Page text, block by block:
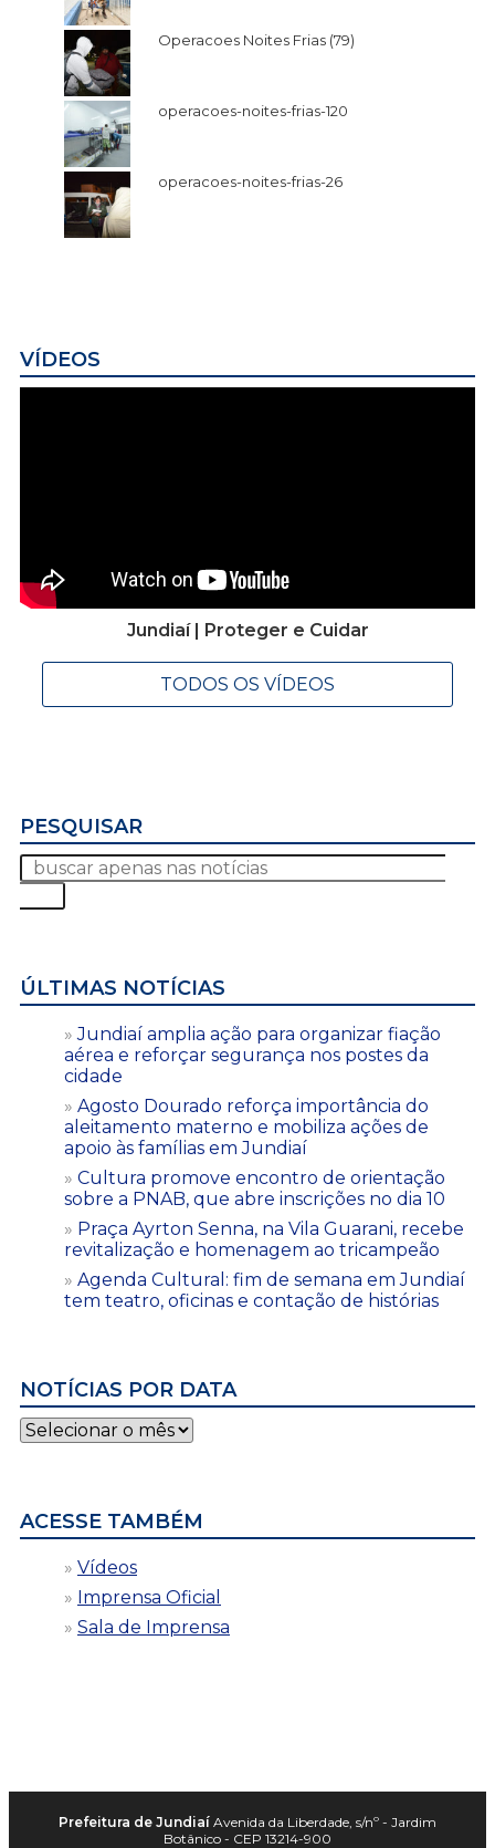
Operacoes Noites Frias (79)
operacoes-noites-frias-120
operacoes-noites-frias-26
VÍDEOS
Jundiaí | Proteger e Cuidar
TODOS OS VÍDEOS
PESQUISAR
ÚLTIMAS NOTÍCIAS
Jundiaí amplia ação para organizar fiação
aérea e reforçar segurança nos postes da
cidade
Agosto Dourado reforça importância do
aleitamento materno e mobiliza ações de
apoio às famílias em Jundiaí
Cultura promove encontro de orientação
sobre a PNAB, que abre inscrições no dia 10
Praça Ayrton Senna, na Vila Guarani, recebe
revitalização e homenagem ao tricampeão
Agenda Cultural: fim de semana em Jundiaí
tem teatro, oficinas e contação de histórias
NOTÍCIAS POR DATA
Notícias
por
ACESSE TAMBÉM
Vídeos
Imprensa Oficial
Sala de Imprensa
Prefeitura de Jundiaí Avenida da Liberdade, s/nº - Jardim
Botânico - CEP 13214-900